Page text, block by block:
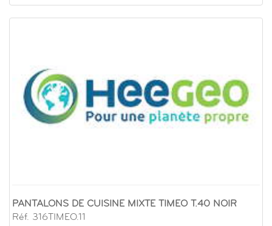
PANTALONS DE CUISINE MIXTE TIMEO T.40 NOIR
Réf. 316TIMEO.11